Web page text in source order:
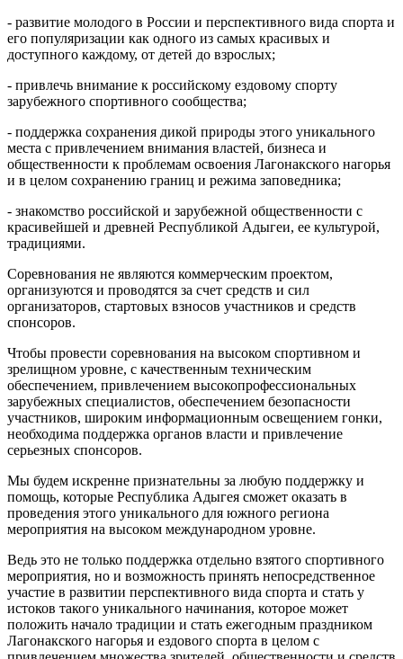
- развитие молодого в России и перспективного вида спорта и
его популяризации как одного из самых красивых и
доступного каждому, от детей до взрослых;
- привлечь внимание к российскому ездовому спорту
зарубежного спортивного сообщества;
- поддержка сохранения дикой природы этого уникального
места с привлечением внимания властей, бизнеса и
общественности к проблемам освоения Лагонакского нагорья
и в целом сохранению границ и режима заповедника;
- знакомство российской и зарубежной общественности с
красивейшей и древней Республикой Адыгеи, ее культурой,
традициями.
Соревнования не являются коммерческим проектом,
организуются и проводятся за счет средств и сил
организаторов, стартовых взносов участников и средств
спонсоров.
Чтобы провести соревнования на высоком спортивном и
зрелищном уровне, с качественным техническим
обеспечением, привлечением высокопрофессиональных
зарубежных специалистов, обеспечением безопасности
участников, широким информационным освещением гонки,
необходима поддержка органов власти и привлечение
серьезных спонсоров.
Мы будем искренне признательны за любую поддержку и
помощь, которые Республика Адыгея сможет оказать в
проведения этого уникального для южного региона
мероприятия на высоком международном уровне.
Ведь это не только поддержка отдельно взятого спортивного
мероприятия, но и возможность принять непосредственное
участие в развитии перспективного вида спорта и стать у
истоков такого уникального начинания, которое может
положить начало традиции и стать ежегодным праздником
Лагонакского нагорья и ездового спорта в целом с